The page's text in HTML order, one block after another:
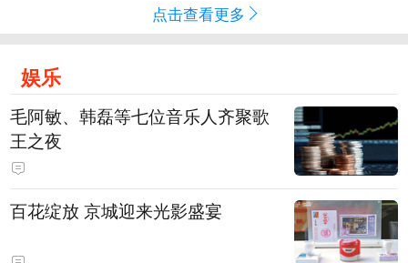
点击查看更多
娱乐
毛阿敏、韩磊等七位音乐人齐聚歌
王之夜
百花绽放 京城迎来光影盛宴